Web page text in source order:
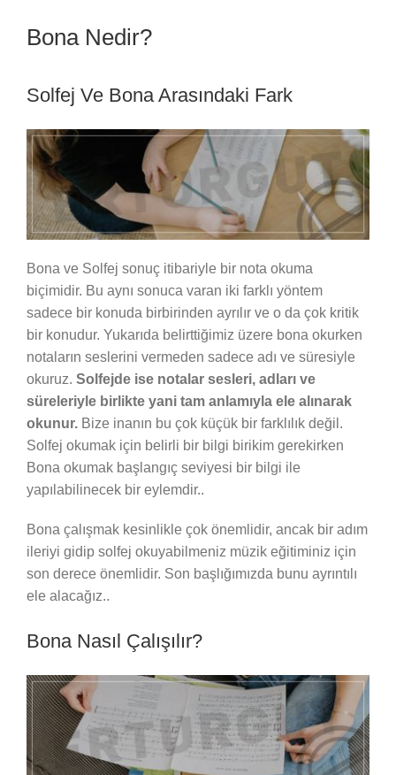
Bona Nedir?
Solfej Ve Bona Arasındaki Fark
Bona ve Solfej sonuç itibariyle bir nota okuma
biçimidir. Bu aynı sonuca varan iki farklı yöntem
sadece bir konuda birbirinden ayrılır ve o da çok kritik
bir konudur. Yukarıda belirttiğimiz üzere bona okurken
notaların seslerini vermeden sadece adı ve süresiyle
okuruz. Solfejde ise notalar sesleri, adları ve
süreleriyle birlikte yani tam anlamıyla ele alınarak
okunur.Bize inanın bu çok küçük bir farklılık değil.
Solfej okumak için belirli bir bilgi birikim gerekirken
Bona okumak başlangıç seviyesi bir bilgi ile
yapılabilinecek bir eylemdir..
Bona çalışmak kesinlikle çok önemlidir, ancak bir adım
ileriyi gidip solfej okuyabilmeniz müzik eğitiminiz için
son derece önemlidir. Son başlığımızda bunu ayrıntılı
ele alacağız..
Bona Nasıl Çalışılır?